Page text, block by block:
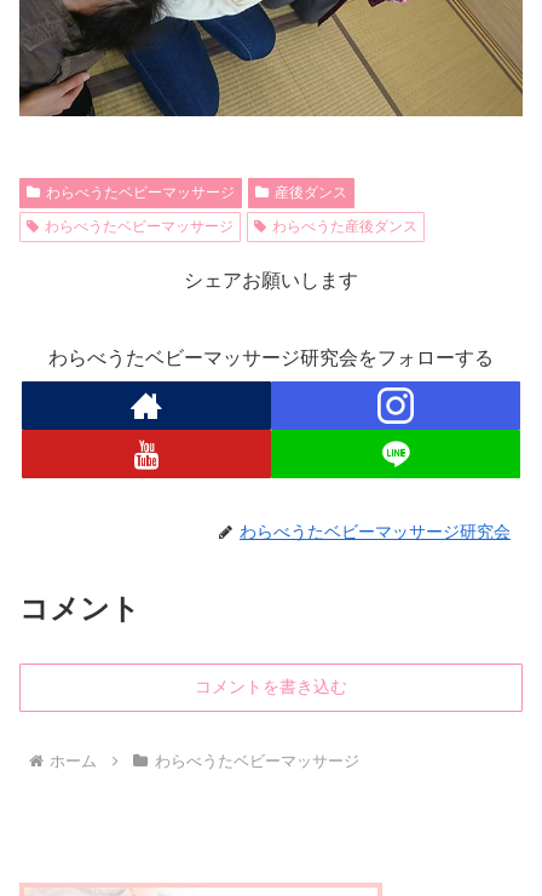
わらべうたベビーマッサージ
産後ダンス
わらべうたベビーマッサージ
わらべうた産後ダンス
シェアお願いします
わらべうたベビーマッサージ研究会をフォローする
わらべうたベビーマッサージ研究会
コメント
コメントを書き込む
ホーム わらべうたベビーマッサージ